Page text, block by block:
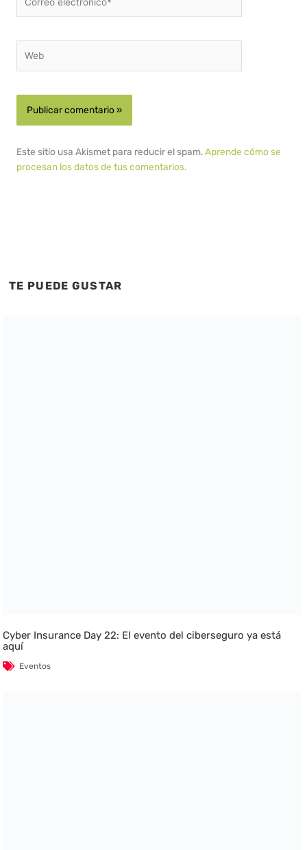
electrónico*
Este sitio usa Akismet para reducir el spam.Aprende cómo se
procesan los datos de tus comentarios.
TE PUEDE GUSTAR
Cyber Insurance Day 22: El evento del ciberseguro ya está
aquí
Eventos